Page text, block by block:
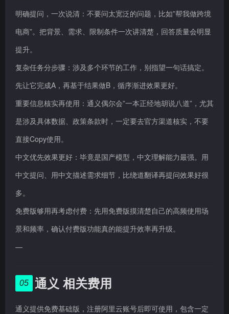
明确提问，一次说清：不要问太宽泛的问题，比如”帮我做跨境
电商”。把背景、需求、限制条件一次讲清楚，回答质量会明显
提升。
复杂任务分步骤：涉及多个环节的工作，别指望一句话搞定。
先让它完成A，再基于结果做B，循序渐进效果更好。
重要信息核实再使用：通义偶尔会”一本正经地胡说八道”，尤其
是涉及具体数据、政策条款时，一定要去官方渠道核实，不要
直接Copy使用。
中文优先效果更好：毕竟是国产模型，中文理解能力最强。用
中文提问、用中文描述需求细节，比绕道翻译再提问效果好很
多。
免费版够用再考虑付费：先用免费版摸清楚自己的高频使用场
景和频率，确认付费版功能真的能提升效率再升级。
—
05 通义 相关费用
通义提供免费基础版，注册阿里云账号后即可使用，包含一定